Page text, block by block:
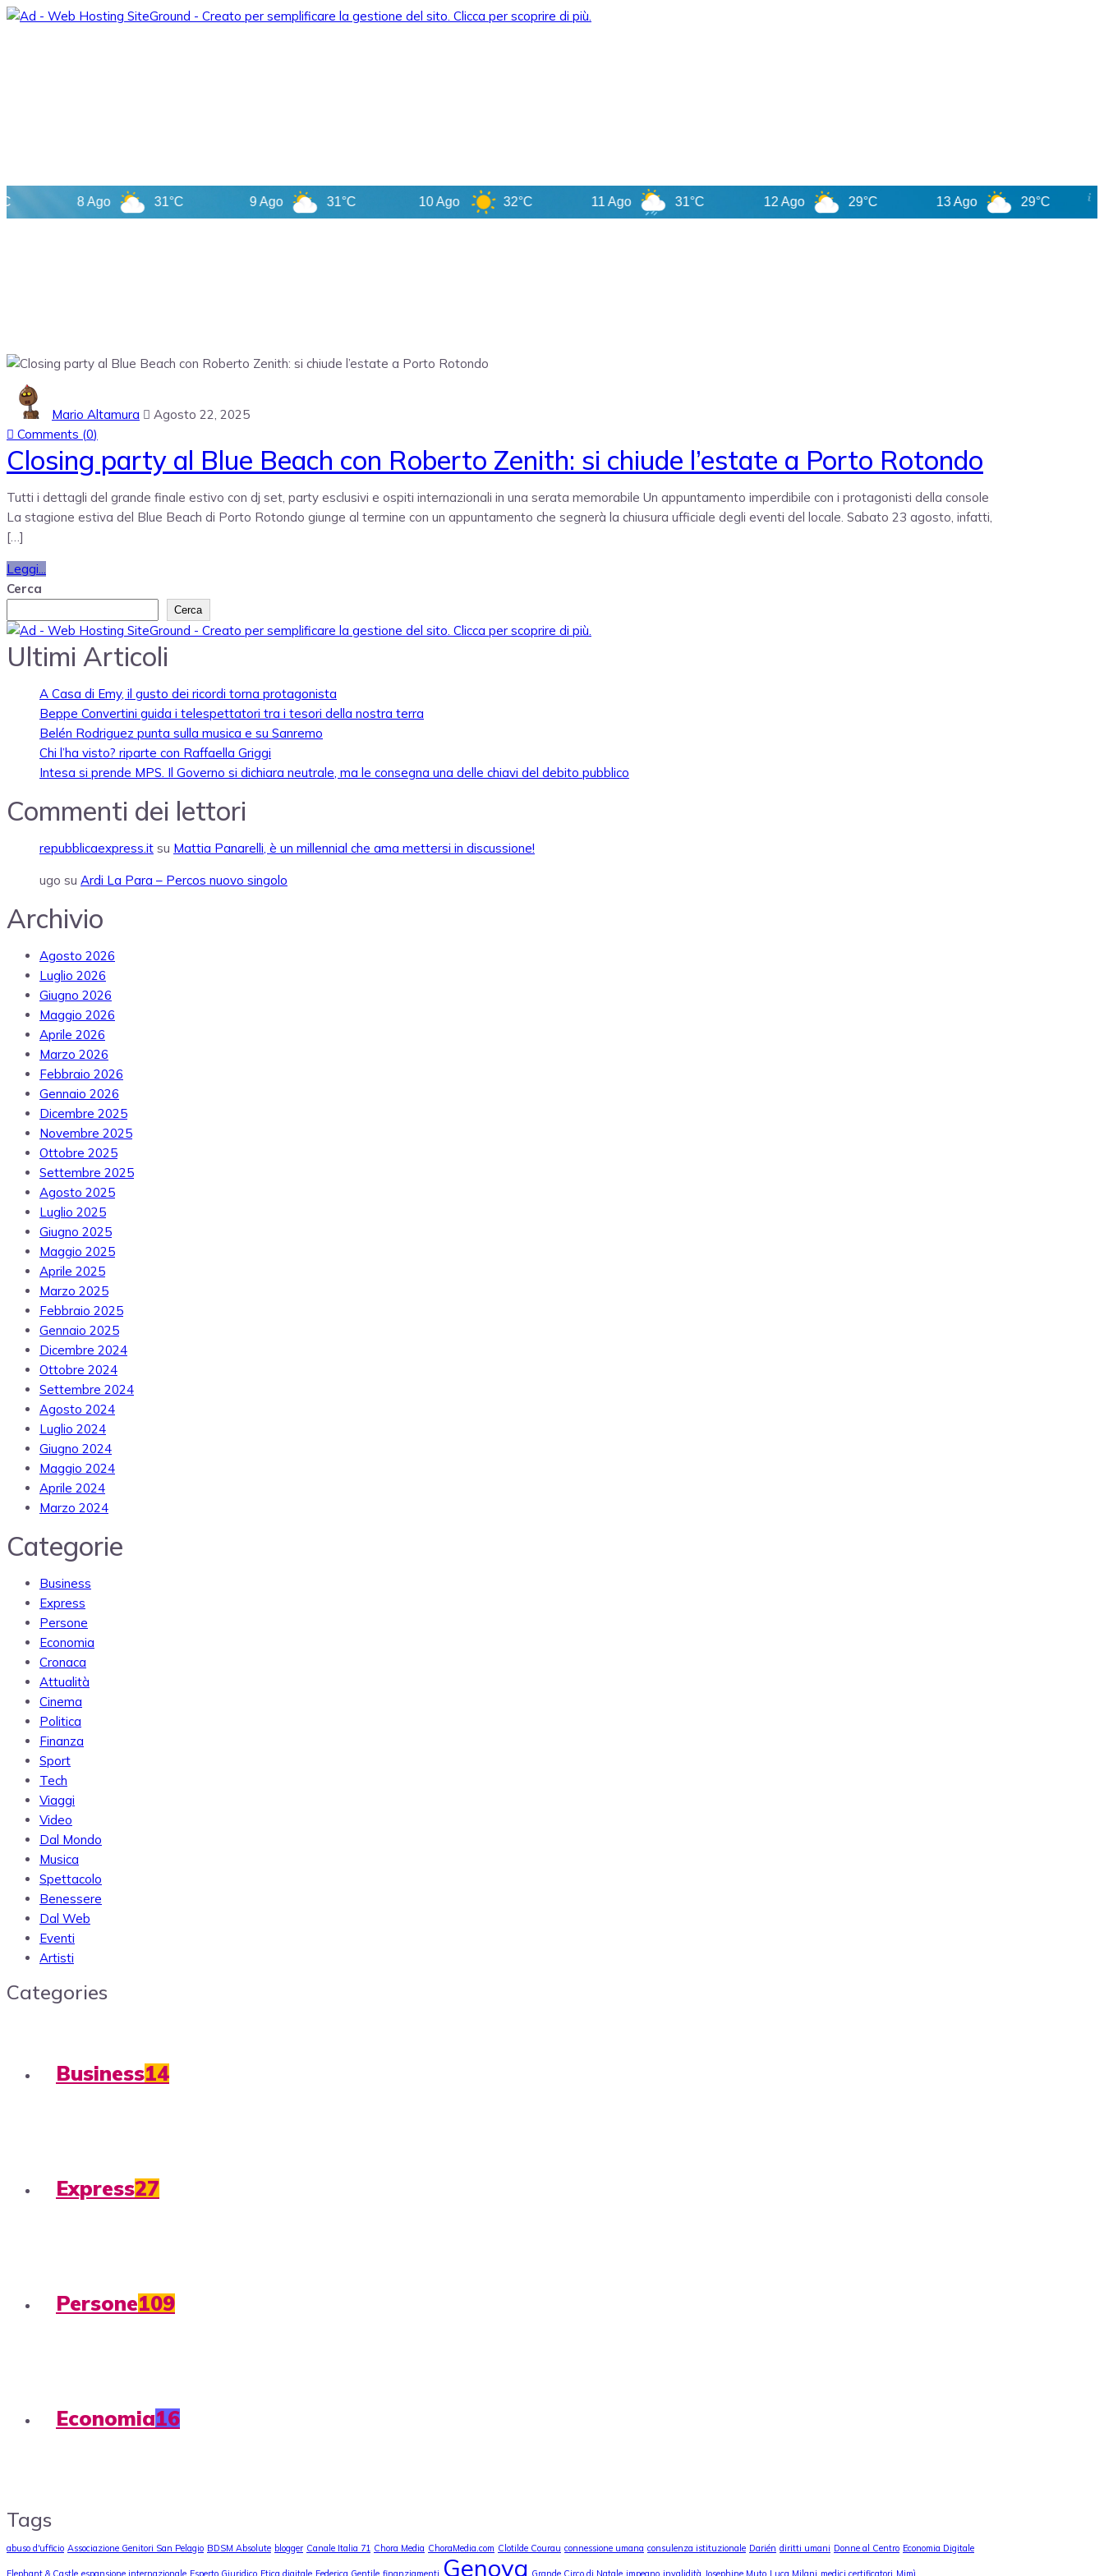
8 Ago 31°C 9 Ago 31°C 10 Ago 32°C 11 Ago 31°C 12 Ago 29°C 13 Ago 29°C
Mario Altamura
Agosto 22, 2025
Comments (0)
Closing party al Blue Beach con Roberto Zenith: si chiude l’estate a Porto Rotondo
Tutti i dettagli del grande finale estivo con dj set, party esclusivi e ospiti internazionali in una serata memorabile Un appuntamento imperdibile con i protagonisti della console
La stagione estiva del Blue Beach di Porto Rotondo giunge al termine con un appuntamento che segnerà la chiusura ufficiale degli eventi del locale. Sabato 23 agosto, infatti,
[…]
Leggi...
Cerca
Cerca
Ultimi Articoli
A Casa di Emy, il gusto dei ricordi torna protagonista
Beppe Convertini guida i telespettatori tra i tesori della nostra terra
Belén Rodriguez punta sulla musica e su Sanremo
Chi l’ha visto? riparte con Raffaella Griggi
Intesa si prende MPS. Il Governo si dichiara neutrale, ma le consegna una delle chiavi del debito pubblico
Commenti dei lettori
repubblicaexpress.it su Mattia Panarelli, è un millennial che ama mettersi in discussione!
ugo su Ardi La Para – Percos nuovo singolo
Archivio
Agosto 2026
Luglio 2026
Giugno 2026
Maggio 2026
Aprile 2026
Marzo 2026
Febbraio 2026
Gennaio 2026
Dicembre 2025
Novembre 2025
Ottobre 2025
Settembre 2025
Agosto 2025
Luglio 2025
Giugno 2025
Maggio 2025
Aprile 2025
Marzo 2025
Febbraio 2025
Gennaio 2025
Dicembre 2024
Ottobre 2024
Settembre 2024
Agosto 2024
Luglio 2024
Giugno 2024
Maggio 2024
Aprile 2024
Marzo 2024
Categorie
Business
Express
Persone
Economia
Cronaca
Attualità
Cinema
Politica
Finanza
Sport
Tech
Viaggi
Video
Dal Mondo
Musica
Spettacolo
Benessere
Dal Web
Eventi
Artisti
Categories
Business14
Express27
Persone109
Economia16
Tags
abuso d'ufficio Associazione Genitori San Pelagio BDSM Absolute blogger Canale Italia 71 Chora Media ChoraMedia.com Clotilde Courau connessione umana consulenza istituzionale Darién diritti umani Donne al Centro Economia Digitale
Elephant & Castle espansione internazionale Esperto Giuridico Etica digitale Federica Gentile finanziamenti Genova Grande Circo di Natale impegno invalidità Josephine Muto Luca Milani medici certificatori Mimì